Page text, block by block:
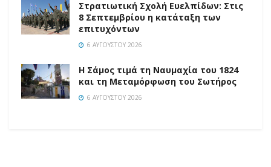
Στρατιωτική Σχολή Ευελπίδων: Στις
8 Σεπτεμβρίου η κατάταξη των
επιτυχόντων
6 ΑΥΓΟΎΣΤΟΥ 2026
Η Σάμος τιμά τη Ναυμαχία του 1824
και τη Μεταμόρφωση του Σωτήρος
6 ΑΥΓΟΎΣΤΟΥ 2026